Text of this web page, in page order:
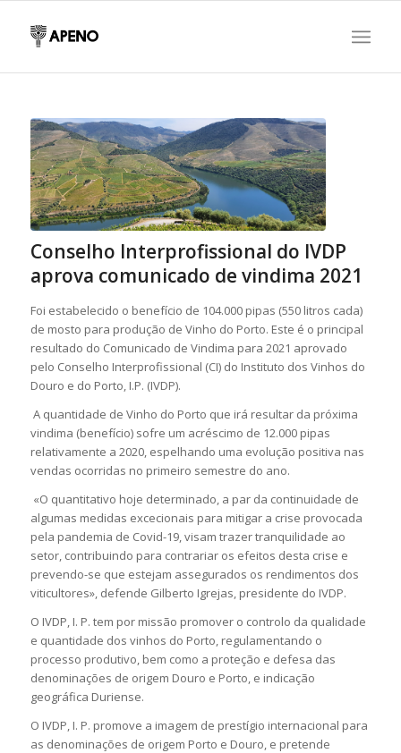
Conselho Interprofissional do IVDP
aprova comunicado de vindima 2021
Foi estabelecido o benefício de 104.000 pipas (550 litros cada)
de mosto para produção de Vinho do Porto. Este é o principal
resultado do Comunicado de Vindima para 2021 aprovado
pelo Conselho Interprofissional (CI) do Instituto dos Vinhos do
Douro e do Porto, I.P. (IVDP).
A quantidade de Vinho do Porto que irá resultar da próxima
vindima (benefício) sofre um acréscimo de 12.000 pipas
relativamente a 2020, espelhando uma evolução positiva nas
vendas ocorridas no primeiro semestre do ano.
«O quantitativo hoje determinado, a par da continuidade de
algumas medidas excecionais para mitigar a crise provocada
pela pandemia de Covid-19, visam trazer tranquilidade ao
setor, contribuindo para contrariar os efeitos desta crise e
prevendo-se que estejam assegurados os rendimentos dos
viticultores», defende Gilberto Igrejas, presidente do IVDP.
O IVDP, I. P. tem por missão promover o controlo da qualidade
e quantidade dos vinhos do Porto, regulamentando o
processo produtivo, bem como a proteção e defesa das
denominações de origem Douro e Porto, e indicação
geográfica Duriense.
O IVDP, I. P. promove a imagem de prestígio internacional para
as denominações de origem Porto e Douro, e pretende